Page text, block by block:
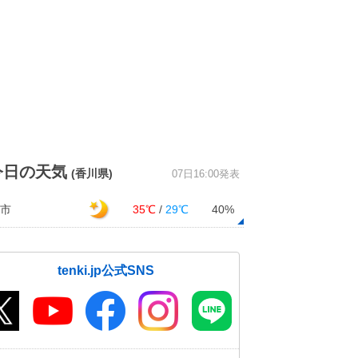
日の天気 (香川県) 07日16:00発表
35℃ / 29℃ 40%
tenki.jp公式SNS